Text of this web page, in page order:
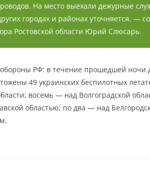
На место выехали дежурные
городах и районах уточняется, —
Ростовской области Юрий Слюсарь.
РФ: в течение прошедшей ночи
49 украинских беспилотных
восемь — над Волгоградской
областью; по два — над